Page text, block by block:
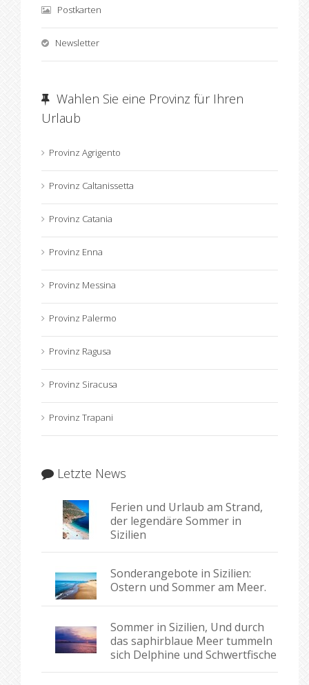
Postkarten
Newsletter
Wahlen Sie eine Provinz für Ihren
Urlaub
Provinz Agrigento
Provinz Caltanissetta
Provinz Catania
Provinz Enna
Provinz Messina
Provinz Palermo
Provinz Ragusa
Provinz Siracusa
Provinz Trapani
Letzte News
Ferien und Urlaub am Strand,
der legendäre Sommer in
Sizilien
Sonderangebote in Sizilien:
Ostern und Sommer am Meer.
Sommer in Sizilien, Und durch
das saphirblaue Meer tummeln
sich Delphine und Schwertfische